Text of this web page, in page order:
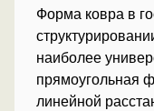
Форма ковра в
наиболее
прямоугольная
линейной